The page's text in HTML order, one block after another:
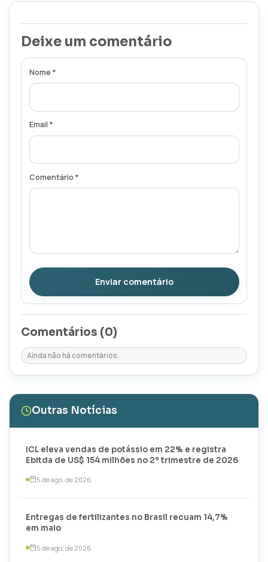
Deixe um comentário
Nome *
Email *
Comentário *
Enviar comentário
Comentários (0)
Ainda não há comentários.
Outras Notícias
ICL eleva vendas de potássio em 22% e registra
Ebitda de US$ 154 milhões no 2º trimestre de 2026
5 de ago. de 2026
Entregas de fertilizantes no Brasil recuam 14,7%
em maio
5 de ago. de 2026